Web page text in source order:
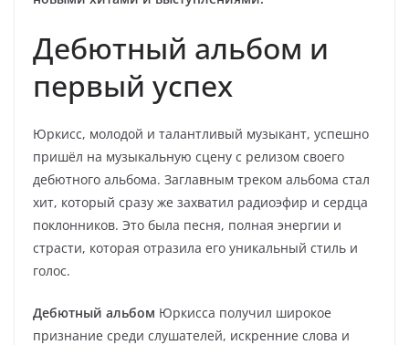
Дебютный альбом и
первый успех
Юркисс, молодой и талантливый музыкант, успешно
пришёл на музыкальную сцену с релизом своего
дебютного альбома. Заглавным треком альбома стал
хит, который сразу же захватил радиоэфир и сердца
поклонников. Это была песня, полная энергии и
страсти, которая отразила его уникальный стиль и
голос.
Дебютный альбом Юркисса получил широкое
признание среди слушателей, искренние слова и